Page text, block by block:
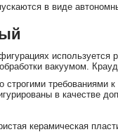
в виде
вакуумом.
требованиями
в качестве
керамическая